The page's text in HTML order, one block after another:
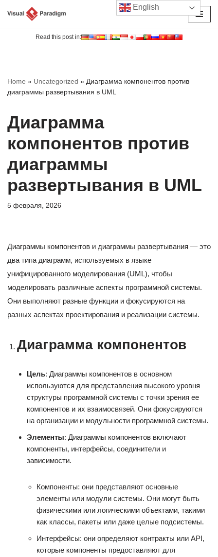
Read this post in:
Home » Uncategorized » Диаграмма компонентов против
диаграммы развертывания в UML
Диаграмма
компонентов против
диаграммы
развертывания в UML
5 февраля, 2026
Диаграммы компонентов и диаграммы развертывания — это
два типа диаграмм, используемых в языке
унифицированного моделирования (UML), чтобы
моделировать различные аспекты программной системы.
Они выполняют разные функции и фокусируются на
разных аспектах проектирования и реализации системы.
Диаграмма компонентов
Цель: Диаграммы компонентов в основном
используются для представления высокого уровня
структуры программной системы с точки зрения ее
компонентов и их взаимосвязей. Они фокусируются
на организации и модульности программной системы.
Элементы: Диаграммы компонентов включают
компоненты, интерфейсы, соединители и
зависимости.
Компоненты: они представляют основные
элементы или модули системы. Они могут быть
физическими или логическими объектами, такими
как классы, пакеты или даже целые подсистемы.
Интерфейсы: они определяют контракты или API,
которые компоненты предоставляют для
English